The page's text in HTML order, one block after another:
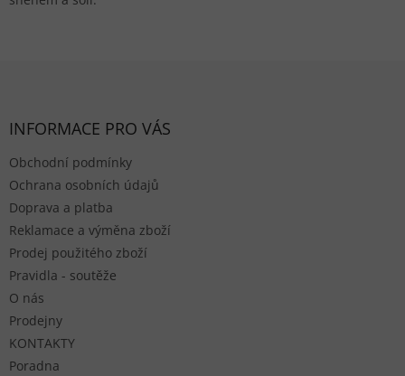
INFORMACE PRO VÁS
Obchodní podmínky
Ochrana osobních údajů
Doprava a platba
Reklamace a výměna zboží
Prodej použitého zboží
Pravidla - soutěže
O nás
Prodejny
KONTAKTY
Poradna